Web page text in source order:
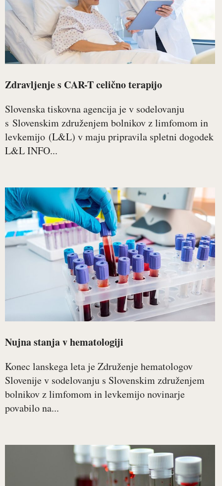
Zdravljenje s CAR-T celično terapijo
Slovenska tiskovna agencija je v sodelovanju
s Slovenskim združenjem bolnikov z limfomom in
levkemijo (L&L) v maju pripravila spletni dogodek
L&L INFO...
Nujna stanja v hematologiji
Konec lanskega leta je Združenje hematologov
Slovenije v sodelovanju s Slovenskim združenjem
bolnikov z limfomom in levkemijo novinarje
povabilo na...